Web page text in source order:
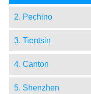
2. Pechino
3. Tientsin
4. Canton
5. Shenzhen